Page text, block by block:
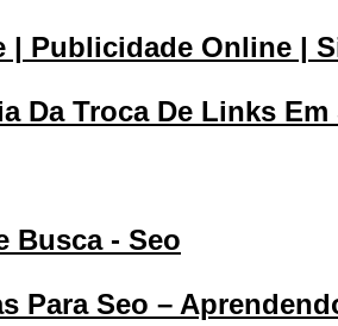
| Publicidade Online |
Da Troca De Links Em
Busca - Seo
Para Seo –